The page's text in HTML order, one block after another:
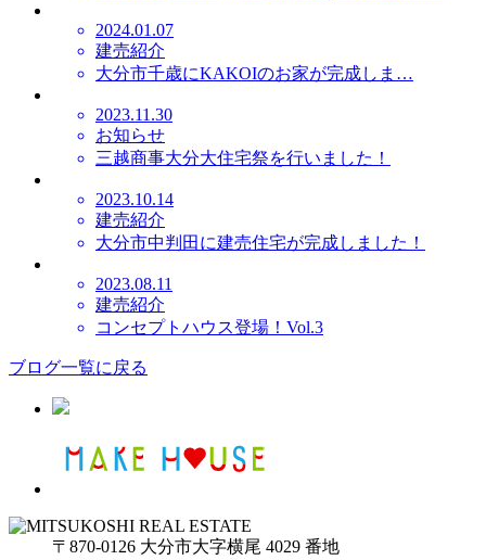
2024.01.07
建売紹介
大分市千歳にKAKOIのお家が完成しま…
2023.11.30
お知らせ
三越商事大分大住宅祭を行いました！
2023.10.14
建売紹介
大分市中判田に建売住宅が完成しました！
2023.08.11
建売紹介
コンセプトハウス登場！Vol.3
ブログ一覧に戻る
〒870-0126 大分市大字横尾 4029 番地